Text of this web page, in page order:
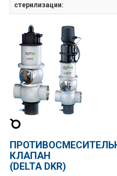
стерилизации:
КЛАПАН
(DELTA DKR)